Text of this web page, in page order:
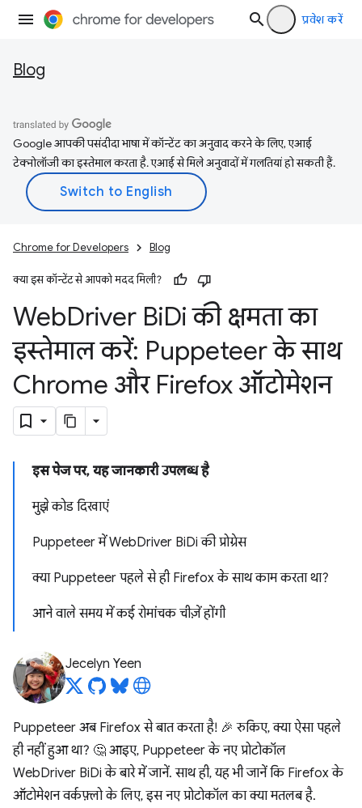
प्रवेश करें
Blog
Google आपकी पसंदीदा भाषा में कॉन्टेंट का अनुवाद करने के लिए, एआई
टेक्नोलॉजी का इस्तेमाल करता है. एआई से मिले अनुवादों में गलतियां हो सकती हैं.
Chrome for Developers Blog
क्या इस कॉन्टेंट से आपको मदद मिली?
WebDriver BiDi की क्षमता का
इस्तेमाल करें: Puppeteer के साथ
Chrome और Firefox ऑटोमेशन
इस पेज पर, यह जानकारी उपलब्ध है
मुझे कोड दिखाएं
Puppeteer में WebDriver BiDi की प्रोग्रेस
क्या Puppeteer पहले से ही Firefox के साथ काम करता था?
आने वाले समय में कई रोमांचक चीज़ें होंगी
Jecelyn Yeen
Puppeteer अब Firefox से बात करता है! 🎉 रुकिए, क्या ऐसा पहले
ही नहीं हुआ था? 🤔 आइए, Puppeteer के नए प्रोटोकॉल
WebDriver BiDi के बारे में जानें. साथ ही, यह भी जानें कि Firefox के
ऑटोमेशन वर्कफ़्लो के लिए, इस नए प्रोटोकॉल का क्या मतलब है.